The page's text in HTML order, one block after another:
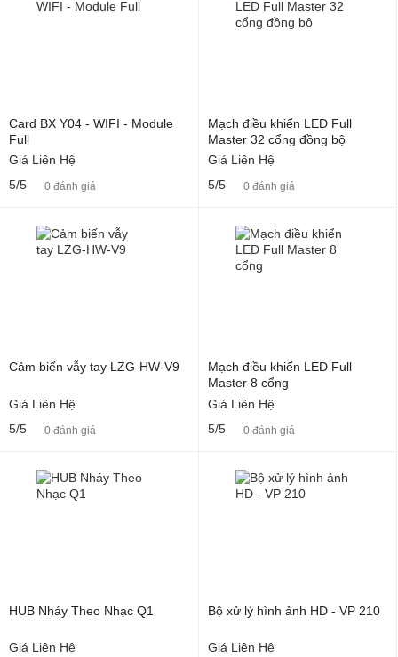
Card BX Y04 - WIFI - Module
Full
Giá Liên Hệ
5/5
0 đánh giá
Mạch điều khiển LED Full
Master 32 cổng đồng bộ
Giá Liên Hệ
5/5
0 đánh giá
Cảm biến vẫy tay LZG-HW-V9
Giá Liên Hệ
5/5
0 đánh giá
Mạch điều khiển LED Full
Master 8 cổng
Giá Liên Hệ
5/5
0 đánh giá
HUB Nháy Theo Nhạc Q1
Giá Liên Hệ
Bộ xử lý hình ảnh HD - VP 210
Giá Liên Hệ